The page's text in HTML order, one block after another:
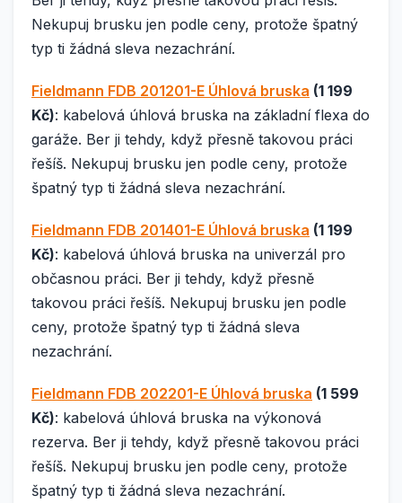
Nekupuj brusku jen podle ceny, protože špatný
typ ti žádná sleva nezachrání.
Fieldmann FDB 201201-E Úhlová bruska (1 199
Kč): kabelová úhlová bruska na základní flexa do
garáže. Ber ji tehdy, když přesně takovou práci
řešíš. Nekupuj brusku jen podle ceny, protože
špatný typ ti žádná sleva nezachrání.
Fieldmann FDB 201401-E Úhlová bruska (1 199
Kč): kabelová úhlová bruska na univerzál pro
občasnou práci. Ber ji tehdy, když přesně
takovou práci řešíš. Nekupuj brusku jen podle
ceny, protože špatný typ ti žádná sleva
nezachrání.
Fieldmann FDB 202201-E Úhlová bruska (1 599
Kč): kabelová úhlová bruska na výkonová
rezerva. Ber ji tehdy, když přesně takovou práci
řešíš. Nekupuj brusku jen podle ceny, protože
špatný typ ti žádná sleva nezachrání.